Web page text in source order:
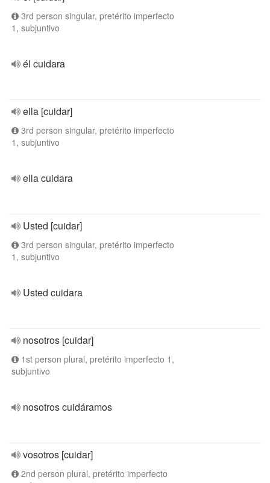
3rd person singular, pretérito imperfecto
1, subjuntivo
él cuidara
ella [cuidar]
3rd person singular, pretérito imperfecto
1, subjuntivo
ella cuidara
Usted [cuidar]
3rd person singular, pretérito imperfecto
1, subjuntivo
Usted cuidara
nosotros [cuidar]
1st person plural, pretérito imperfecto 1,
subjuntivo
nosotros cuidáramos
vosotros [cuidar]
2nd person plural, pretérito imperfecto